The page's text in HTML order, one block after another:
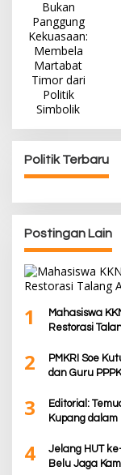
Politik Terbaru
Postingan Lain
1
Mahasiswa
Restorasi
2
PMKRI Soe
dan Guru
3
Editorial:
Kupang
4
Jelang HUT
Belu Jaga